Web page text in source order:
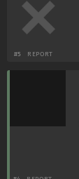
#5 REPORT